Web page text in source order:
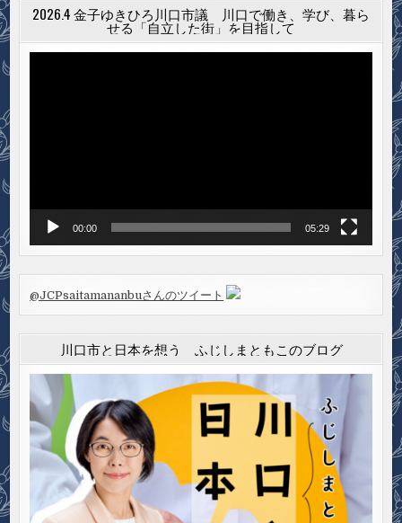
2026.4 金子ゆきひろ川口市議 川口で働き、学び、暮ら
せる「自立した街」を目指して
00:00 05:29
@JCPsaitamananbuさんのツイート
川口市と日本を想う ふじしまともこのブログ